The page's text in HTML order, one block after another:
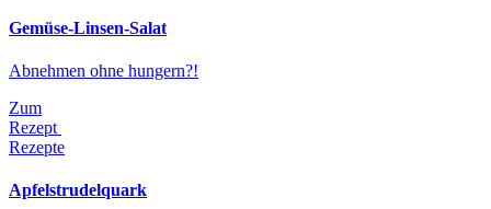
Gemüse-Linsen-Salat
Abnehmen ohne hungern?!
Zum
Rezept
Rezepte
Apfelstrudelquark